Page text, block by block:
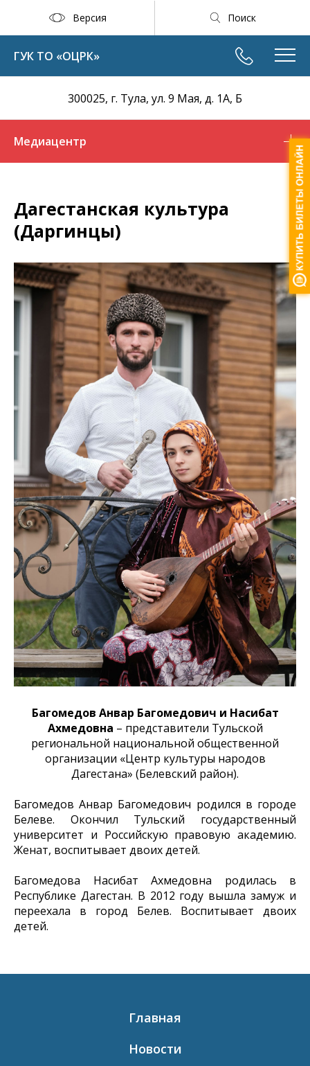
Версия Поиск
300025, г. Тула, ул. 9 Мая, д. 1А, Б
ГУК ТО «ОЦРК»
Медиацентр
Дагестанская культура
(Даргинцы)
Багомедов Анвар Багомедович и Насибат
Ахмедовна – представители Тульской
региональной национальной общественной
организации «Центр культуры народов
Дагестана» (Белевский район).
Багомедов Анвар Багомедович родился в городе
Белеве. Окончил Тульский государственный
университет и Российскую правовую академию.
Женат, воспитывает двоих детей.
Багомедова Насибат Ахмедовна родилась в
Республике Дагестан. В 2012 году вышла замуж и
переехала в город Белев. Воспитывает двоих
детей.
Главная
Новости